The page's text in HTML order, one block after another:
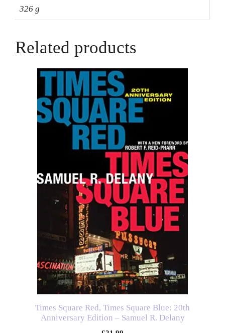
326 g
Related products
Times Square Red, Times Square Blue: 20th
Anniversary Edition – Samuel R. Delany